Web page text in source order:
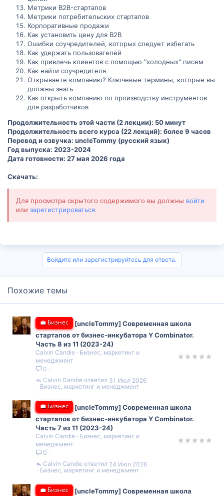
Метрики B2B-стартапов
Метрики потребительских стартапов
Корпоративные продажи
Как установить цену для B2B
Ошибки соучредителей, которых следует избегать
Как удержать пользователей
Как привлечь клиентов с помощью "холодных" писем
Как найти соучредителя
Открываете компанию? Ключевые термины, которые вы
должны знать
Как открыть компанию по производству инструментов
для разработчиков
Продолжительность этой части (2 лекции): 50 минут
Продолжительность всего курса (22 лекций): более 9 часов
Перевод и озвучка: uncleTommy (русский язык)
Год выпуска: 2023-2024
Дата готовности: 27 мая 2026 года
Скачать:
Для просмотра скрытого содержимого вы должны войти
или зарегистрироваться.
Войдите или зарегистрируйтесь для ответа.
Похожие темы
💼 Бизнес
[uncleTommy] Современная школа
стартапов от бизнес-инкубатора Y Combinator.
Часть 8 из 11 (2023-24)
Calvin Candie
Бизнес, маркетинг и
менеджмент
0
Бизнес, маркетинг и менеджмент
31 Июл 2026
Calvin Candie
💼 Бизнес
[uncleTommy] Современная школа
стартапов от бизнес-инкубатора Y Combinator.
Часть 7 из 11 (2023-24)
Calvin Candie
Бизнес, маркетинг и
менеджмент
0
Бизнес, маркетинг и менеджмент
24 Июл 2026
Calvin Candie
💼 Бизнес
[uncleTommy] Современная школа